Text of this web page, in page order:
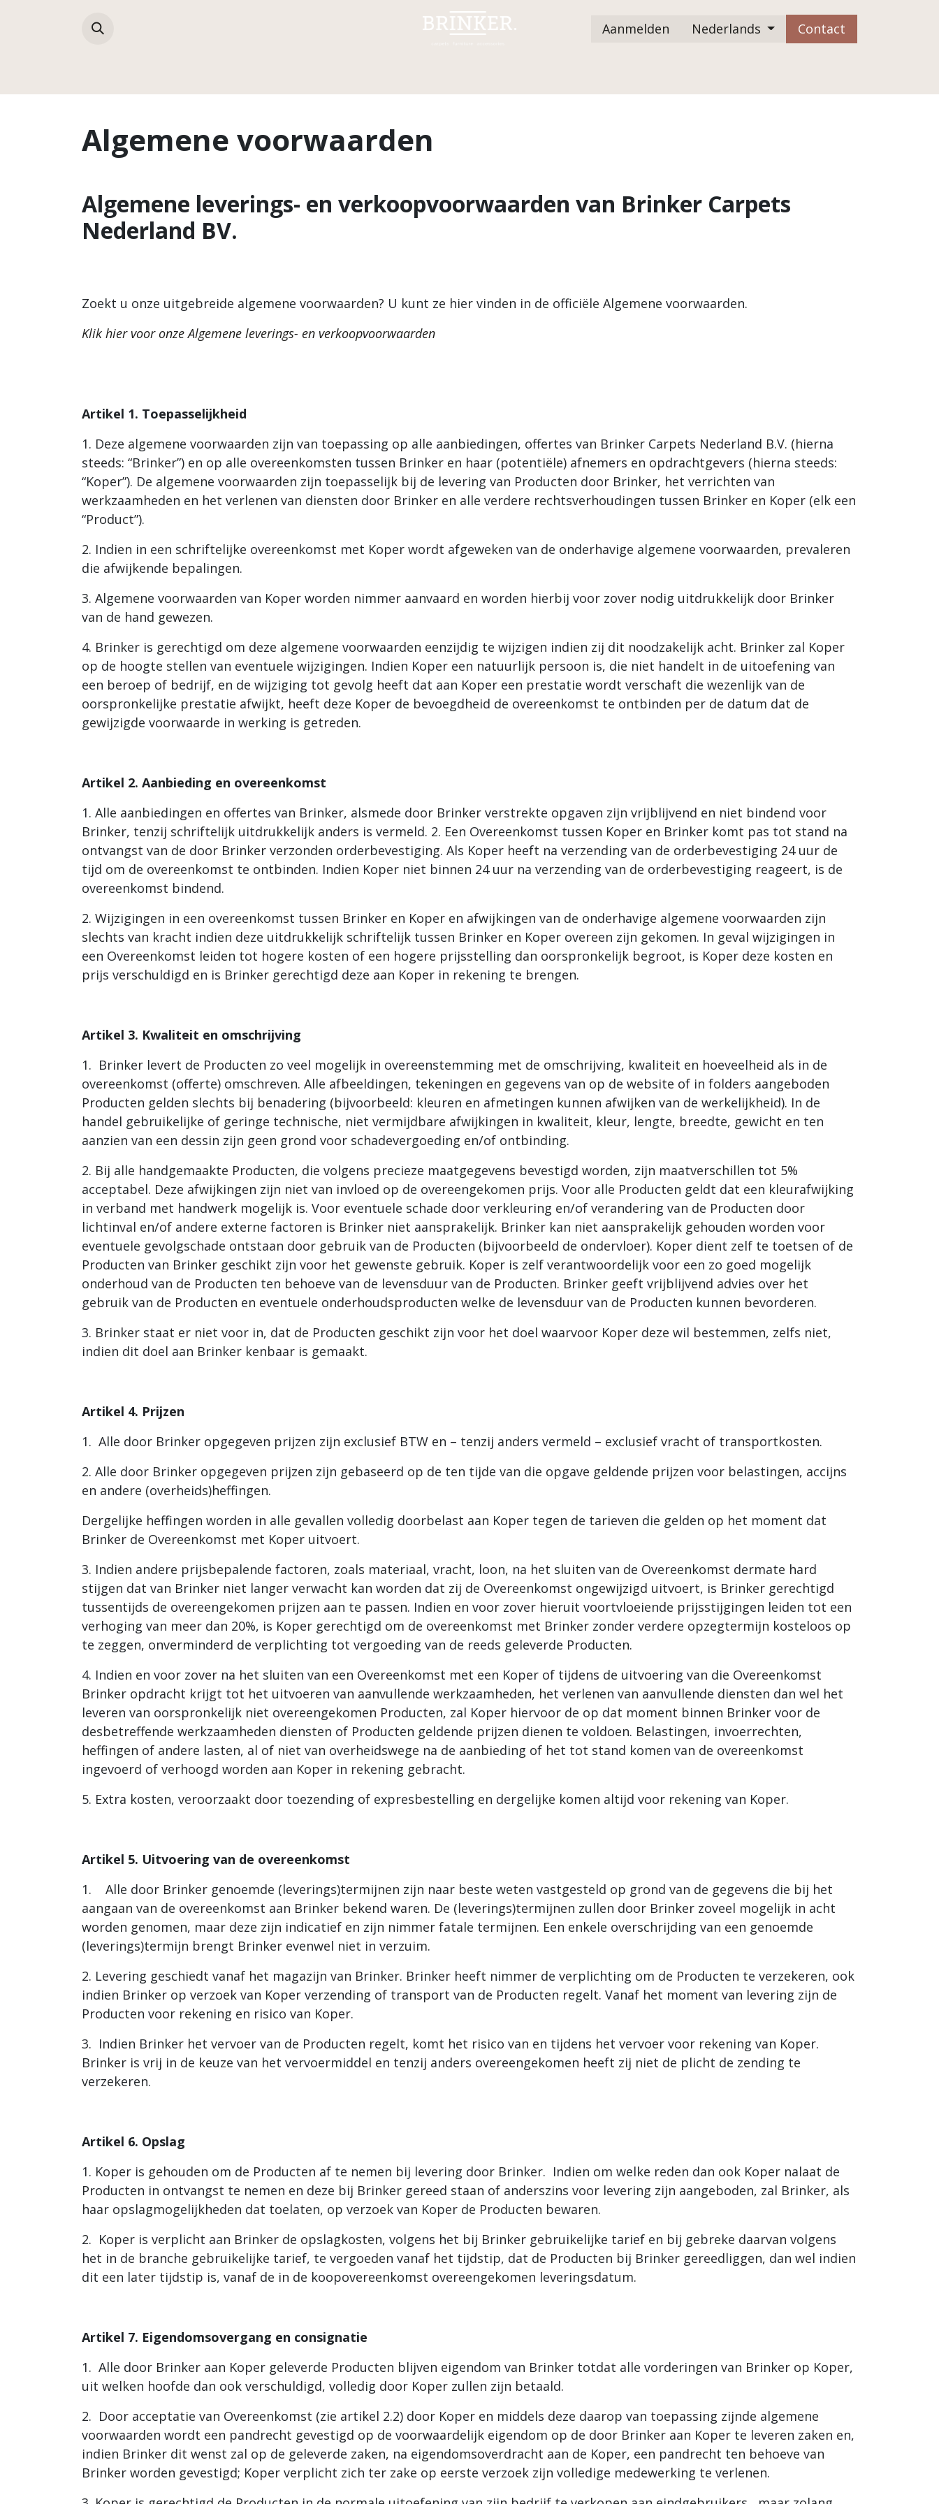
Aanmelden
Nederlands Contact
Algemene voorwaarden
Algemene leverings- en verkoopvoorwaarden van Brinker Carpets
Nederland BV.
Zoekt u onze uitgebreide algemene voorwaarden? U kunt ze hier vinden in de officiële Algemene voorwaarden.
Klik hier voor onze Algemene leverings- en verkoopvoorwaarden
Artikel 1. Toepasselijkheid
1. Deze algemene voorwaarden zijn van toepassing op alle aanbiedingen, offertes van Brinker Carpets Nederland B.V. (hierna
steeds: “Brinker”) en op alle overeenkomsten tussen Brinker en haar (potentiële) afnemers en opdrachtgevers (hierna steeds:
“Koper”). De algemene voorwaarden zijn toepasselijk bij de levering van Producten door Brinker, het verrichten van
werkzaamheden en het verlenen van diensten door Brinker en alle verdere rechtsverhoudingen tussen Brinker en Koper (elk een
“Product”).
2. Indien in een schriftelijke overeenkomst met Koper wordt afgeweken van de onderhavige algemene voorwaarden, prevaleren
die afwijkende bepalingen.
3. Algemene voorwaarden van Koper worden nimmer aanvaard en worden hierbij voor zover nodig uitdrukkelijk door Brinker
van de hand gewezen.
4. Brinker is gerechtigd om deze algemene voorwaarden eenzijdig te wijzigen indien zij dit noodzakelijk acht. Brinker zal Koper
op de hoogte stellen van eventuele wijzigingen. Indien Koper een natuurlijk persoon is, die niet handelt in de uitoefening van
een beroep of bedrijf, en de wijziging tot gevolg heeft dat aan Koper een prestatie wordt verschaft die wezenlijk van de
oorspronkelijke prestatie afwijkt, heeft deze Koper de bevoegdheid de overeenkomst te ontbinden per de datum dat de
gewijzigde voorwaarde in werking is getreden.
Artikel 2. Aanbieding en overeenkomst
1. Alle aanbiedingen en offertes van Brinker, alsmede door Brinker verstrekte opgaven zijn vrijblijvend en niet bindend voor
Brinker, tenzij schriftelijk uitdrukkelijk anders is vermeld. 2. Een Overeenkomst tussen Koper en Brinker komt pas tot stand na
ontvangst van de door Brinker verzonden orderbevestiging. Als Koper heeft na verzending van de orderbevestiging 24 uur de
tijd om de overeenkomst te ontbinden. Indien Koper niet binnen 24 uur na verzending van de orderbevestiging reageert, is de
overeenkomst bindend.
2. Wijzigingen in een overeenkomst tussen Brinker en Koper en afwijkingen van de onderhavige algemene voorwaarden zijn
slechts van kracht indien deze uitdrukkelijk schriftelijk tussen Brinker en Koper overeen zijn gekomen. In geval wijzigingen in
een Overeenkomst leiden tot hogere kosten of een hogere prijsstelling dan oorspronkelijk begroot, is Koper deze kosten en
prijs verschuldigd en is Brinker gerechtigd deze aan Koper in rekening te brengen.
Artikel 3. Kwaliteit en omschrijving
1. Brinker levert de Producten zo veel mogelijk in overeenstemming met de omschrijving, kwaliteit en hoeveelheid als in de
overeenkomst (offerte) omschreven. Alle afbeeldingen, tekeningen en gegevens van op de website of in folders aangeboden
Producten gelden slechts bij benadering (bijvoorbeeld: kleuren en afmetingen kunnen afwijken van de werkelijkheid). In de
handel gebruikelijke of geringe technische, niet vermijdbare afwijkingen in kwaliteit, kleur, lengte, breedte, gewicht en ten
aanzien van een dessin zijn geen grond voor schadevergoeding en/of ontbinding.
2. Bij alle handgemaakte Producten, die volgens precieze maatgegevens bevestigd worden, zijn maatverschillen tot 5%
acceptabel. Deze afwijkingen zijn niet van invloed op de overeengekomen prijs. Voor alle Producten geldt dat een kleurafwijking
in verband met handwerk mogelijk is. Voor eventuele schade door verkleuring en/of verandering van de Producten door
lichtinval en/of andere externe factoren is Brinker niet aansprakelijk. Brinker kan niet aansprakelijk gehouden worden voor
eventuele gevolgschade ontstaan door gebruik van de Producten (bijvoorbeeld de ondervloer). Koper dient zelf te toetsen of de
Producten van Brinker geschikt zijn voor het gewenste gebruik. Koper is zelf verantwoordelijk voor een zo goed mogelijk
onderhoud van de Producten ten behoeve van de levensduur van de Producten. Brinker geeft vrijblijvend advies over het
gebruik van de Producten en eventuele onderhoudsproducten welke de levensduur van de Producten kunnen bevorderen.
3. Brinker staat er niet voor in, dat de Producten geschikt zijn voor het doel waarvoor Koper deze wil bestemmen, zelfs niet,
indien dit doel aan Brinker kenbaar is gemaakt.
Artikel 4. Prijzen
1. Alle door Brinker opgegeven prijzen zijn exclusief BTW en – tenzij anders vermeld – exclusief vracht of transportkosten.
2. Alle door Brinker opgegeven prijzen zijn gebaseerd op de ten tijde van die opgave geldende prijzen voor belastingen, accijns
en andere (overheids)heffingen.
Dergelijke heffingen worden in alle gevallen volledig doorbelast aan Koper tegen de tarieven die gelden op het moment dat
Brinker de Overeenkomst met Koper uitvoert. ­­
3. Indien andere prijsbepalende factoren, zoals materiaal, vracht, loon, na het sluiten van de Overeenkomst dermate hard
stijgen dat van Brinker niet langer verwacht kan worden dat zij de Overeenkomst ongewijzigd uitvoert, is Brinker gerechtigd
tussentijds de overeengekomen prijzen aan te passen. Indien en voor zover hieruit voortvloeiende prijsstijgingen leiden tot een
verhoging van meer dan 20%, is Koper gerechtigd om de overeenkomst met Brinker zonder verdere opzegtermijn kosteloos op
te zeggen, onverminderd de verplichting tot vergoeding van de reeds geleverde Producten.
4. Indien en voor zover na het sluiten van een Overeenkomst met een Koper of tijdens de uitvoering van die Overeenkomst
Brinker opdracht krijgt tot het uitvoeren van aanvullende werkzaamheden, het verlenen van aanvullende diensten dan wel het
leveren van oorspronkelijk niet overeengekomen Producten, zal Koper hiervoor de op dat moment binnen Brinker voor de
desbetreffende werkzaamheden diensten of Producten geldende prijzen dienen te voldoen. Belastingen, invoerrechten,
heffingen of andere lasten, al of niet van overheidswege na de aanbieding of het tot stand komen van de overeenkomst
ingevoerd of verhoogd worden aan Koper in rekening gebracht.
5. Extra kosten, veroorzaakt door toezending of expresbestelling en dergelijke komen altijd voor rekening van Koper.
Artikel 5. Uitvoering van de overeenkomst
1. Alle door Brinker genoemde (leverings)termijnen zijn naar beste weten vastgesteld op grond van de gegevens die bij het
aangaan van de overeenkomst aan Brinker bekend waren. De (leverings)termijnen zullen door Brinker zoveel mogelijk in acht
worden genomen, maar deze zijn indicatief en zijn nimmer fatale termijnen. Een enkele overschrijding van een genoemde
(leverings)termijn brengt Brinker evenwel niet in verzuim.
2. Levering geschiedt vanaf het magazijn van Brinker. Brinker heeft nimmer de verplichting om de Producten te verzekeren, ook
indien Brinker op verzoek van Koper verzending of transport van de Producten regelt. Vanaf het moment van levering zijn de
Producten voor rekening en risico van Koper.
3. Indien Brinker het vervoer van de Producten regelt, komt het risico van en tijdens het vervoer voor rekening van Koper.
Brinker is vrij in de keuze van het vervoermiddel en tenzij anders overeengekomen heeft zij niet de plicht de zending te
verzekeren.
Artikel 6. Opslag
1. Koper is gehouden om de Producten af te nemen bij levering door Brinker. Indien om welke reden dan ook Koper nalaat de
Producten in ontvangst te nemen en deze bij Brinker gereed staan of anderszins voor levering zijn aangeboden, zal Brinker, als
haar opslagmogelijkheden dat toelaten, op verzoek van Koper de Producten bewaren.
2. Koper is verplicht aan Brinker de opslagkosten, volgens het bij Brinker gebruikelijke tarief en bij gebreke daarvan volgens
het in de branche gebruikelijke tarief, te vergoeden vanaf het tijdstip, dat de Producten bij Brinker gereedliggen, dan wel indien
dit een later tijdstip is, vanaf de in de koopovereenkomst overeengekomen leveringsdatum.
Artikel 7. Eigendomsovergang en consignatie
1. Alle door Brinker aan Koper geleverde Producten blijven eigendom van Brinker totdat alle vorderingen van Brinker op Koper,
uit welken hoofde dan ook verschuldigd, volledig door Koper zullen zijn betaald.
2. Door acceptatie van Overeenkomst (zie artikel 2.2) door Koper en middels deze daarop van toepassing zijnde algemene
voorwaarden wordt een pandrecht gevestigd op de voorwaardelijk eigendom op de door Brinker aan Koper te leveren zaken en,
indien Brinker dit wenst zal op de geleverde zaken, na eigendomsoverdracht aan de Koper, een pandrecht ten behoeve van
Brinker worden gevestigd; Koper verplicht zich ter zake op eerste verzoek zijn volledige medewerking te verlenen.